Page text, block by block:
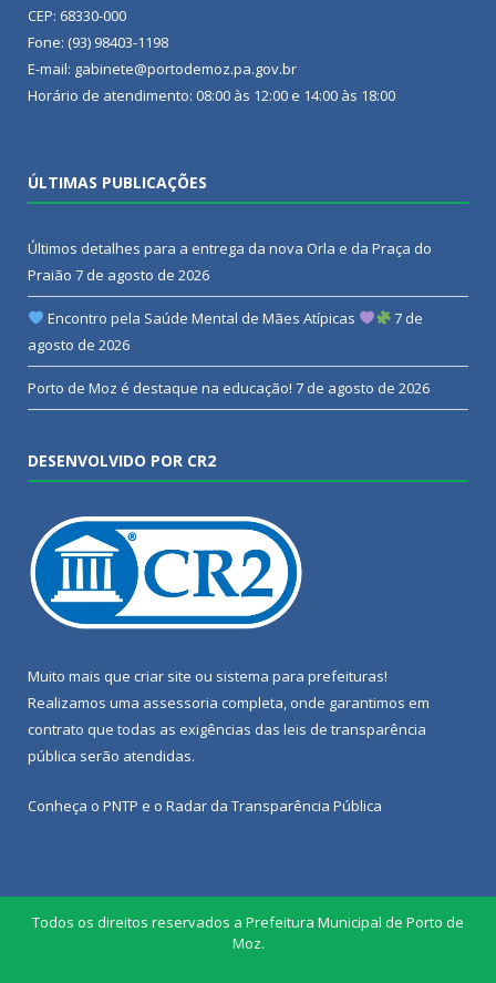
CEP: 68330-000
Fone: (93) 98403-1198
E-mail: gabinete@portodemoz.pa.gov.br
Horário de atendimento: 08:00 às 12:00 e 14:00 às 18:00
ÚLTIMAS PUBLICAÇÕES
Últimos detalhes para a entrega da nova Orla e da Praça do
Praião 7 de agosto de 2026
Encontro pela Saúde Mental de Mães Atípicas
7 de
agosto de 2026
Porto de Moz é destaque na educação! 7 de agosto de 2026
DESENVOLVIDO POR CR2
Muito mais que criar site ou sistema para prefeituras!
Realizamos uma assessoria completa, onde garantimos em
contrato que todas as exigências das leis de transparência
pública serão atendidas.
Conheça o PNTP e o Radar da Transparência Pública
Todos os direitos reservados a Prefeitura Municipal de Porto de
Moz.